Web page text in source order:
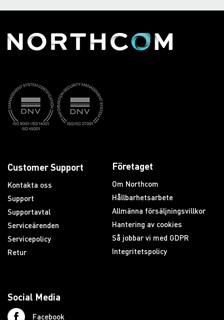
Customer Support
Kontakta oss
Support
Supportavtal
Serviceärenden
Servicepolicy
Retur
Företaget
Om Northcom
Hållbarhetsarbete
Allmänna försäljningsvillkor
Hantering av cookies
Så jobbar vi med GDPR
Integritetspolicy
Social Media
Facebook